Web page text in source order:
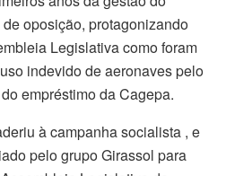
oposição, protagonizando
Legislativa como foram
indevido de aeronaves pelo
empréstimo da Cagepa.
à campanha socialista , e
pelo grupo Girassol para